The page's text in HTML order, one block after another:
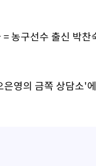
농구선수 출신 박
영의 금쪽 상담소'